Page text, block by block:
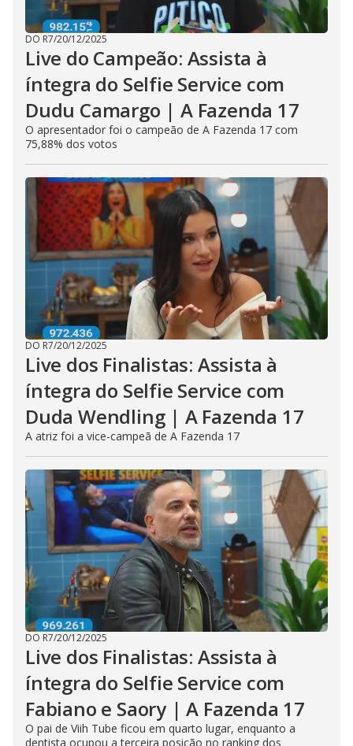
DO R7/20/12/2025
Live do Campeão: Assista à
íntegra do Selfie Service com
Dudu Camargo | A Fazenda 17
O apresentador foi o campeão de A Fazenda 17 com
75,88% dos votos
DO R7/20/12/2025
Live dos Finalistas: Assista à
íntegra do Selfie Service com
Duda Wendling | A Fazenda 17
A atriz foi a vice-campeã de A Fazenda 17
DO R7/20/12/2025
Live dos Finalistas: Assista à
íntegra do Selfie Service com
Fabiano e Saory | A Fazenda 17
O pai de Viih Tube ficou em quarto lugar, enquanto a
dentista ocupou a terceira posição no ranking dos